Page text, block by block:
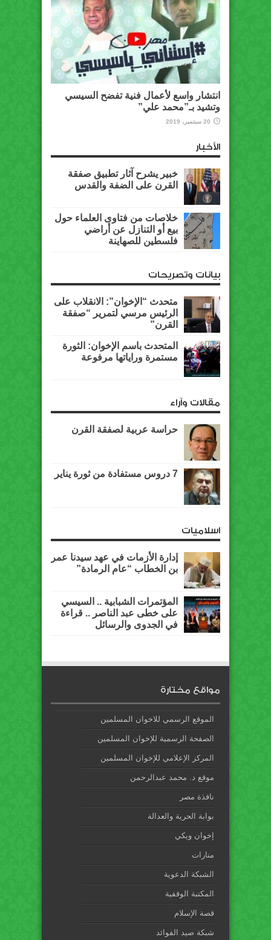
انتشار واسع لأعمال فنية تفضح السيسي
وتشيد بـ”محمد علي”
20 سبتمبر، 2019
الأخبار
خبير يشرح آثار تطبيق صفقة
القرن على الضفة والقدس
خلاصات من فتاوى العلماء حول
بيع أو التنازل عن أراضي
فلسطين للصهاينة
بيانات وتصريحات
متحدث “الإخوان”: الانقلاب على
الرئيس مرسي لتمرير “صفقة
القرن”
المتحدث باسم الإخوان: الثورة
مستمرة وراياتها مرفوعة
مقالات وآراء
حراسة عربية لصفقة القرن
7 دروس مستفادة من ثورة يناير
اسلاميات
إدارة الأزمات في عهد سيدنا عمر
بن الخطاب “عام الرمادة”
المؤتمرات الشبابية .. السيسي
على خطى عبد الناصر .. قراءة
في الجدوى والرسائل
مواقع مختارة
الموقع الرسمي للاخوان المسلمين
الصفحة الرسمية للإخوان المسلمين
المركز الإعلامي للإخوان المسلمين
موقع د. محمد عبدالرحمن
نافذة مصر
بوابة الحرية والعدالة
إخوان ويكي
منارات
الشبكة الدعوية
المكتبة الوقفية
قصة الإسلام
شبكة صيد الفوائد